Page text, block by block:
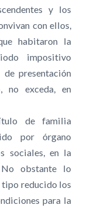
y los
con ellos,
habitaron la
impositivo
presentación
no exceda, en
de familia
por órgano
sociales, en la
obstante lo
reducido los
para la